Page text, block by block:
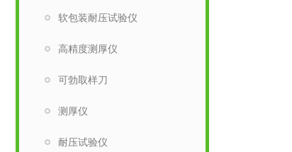
软包装耐压试验仪
高精度测厚仪
可勃取样刀
测厚仪
耐压试验仪